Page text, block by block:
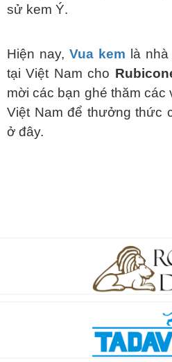
sử kem Ý.
Hiện nay, Vua kem là
tại Việt Nam cho
mời các bạn ghé thăm các
Việt Nam để thưởng thức
ở đây.